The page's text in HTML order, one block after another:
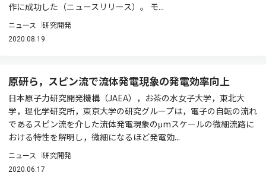
作に成功した（ニュースリリース）。 モ...
ニュース 研究開発
2020.08.19
原研ら，スピン流で流体発電現象の発電効率向上
日本原子力研究開発機構（JAEA），お茶の水女子大学，東北大
学，理化学研究所，東京大学の研究グループは，電子の自転の流れ
であるスピン流を介した流体発電現象のμmスケールの微細流路に
おける特性を解明し，微細になるほど発電効...
ニュース 研究開発
2020.06.17